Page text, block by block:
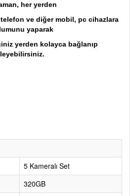
her yerden
ve diğer mobil, pc cihazlara
yaparak
yerden kolayca bağlanıp
5 Kameralı Set
320GB